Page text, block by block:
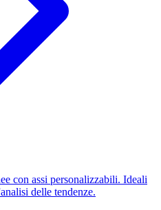
con assi personalizzabili. Ideali
delle tendenze.